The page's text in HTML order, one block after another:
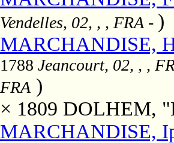
Vendelles, 02, , , FRA - )
MARCHANDISE,
1788 Jeancourt, 02, , ,
FRA )
× 1809 DOLHEM,
MARCHANDISE,